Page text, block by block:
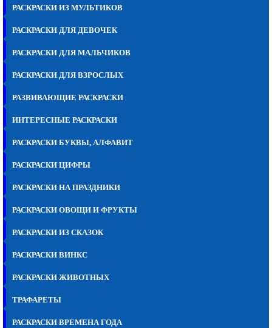
РАСКРАСКИ ИЗ МУЛЬТИКОВ
РАСКРАСКИ ДЛЯ ДЕВОЧЕК
РАСКРАСКИ ДЛЯ МАЛЬЧИКОВ
РАСКРАСКИ ДЛЯ ВЗРОСЛЫХ
РАЗВИВАЮЩИЕ РАСКРАСКИ
ИНТЕРЕСНЫЕ РАСКРАСКИ
РАСКРАСКИ БУКВЫ, АЛФАВИТ
РАСКРАСКИ ЦИФРЫ
РАСКРАСКИ НА ПРАЗДНИКИ
РАСКРАСКИ ОВОЩИ И ФРУКТЫ
РАСКРАСКИ ИЗ СКАЗОК
РАСКРАСКИ ВИНКС
РАСКРАСКИ ЖИВОТНЫХ
ТРАФАРЕТЫ
РАСКРАСКИ ВРЕМЕНА ГОДА